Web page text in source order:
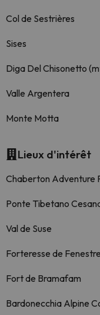
Col de Sestrières
Sises
Diga Del Chisonetto
Valle Argentera
Monte Motta
Lieux d'intérêt
Chaberton Adventure
Ponte Tibetano
Val de Suse
Forteresse de
Fort de Bramafam
Bardonecchia Alpine